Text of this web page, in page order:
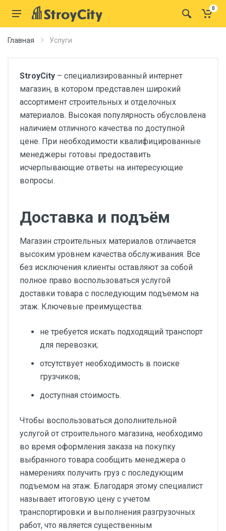
0
Главная Услуги
StroyCity – специализированный интернет
магазин, в котором представлен широкий
ассортимент строительных и отделочных
материалов. Высокая популярность обусловлена
наличием отличного качества по доступной
цене. При необходимости квалифицированные
менеджеры готовы предоставить
исчерпывающие ответы на интересующие
вопросы.
Доставка и подъём
Магазин строительных материалов отличается
высоким уровнем качества обслуживания. Все
без исключения клиенты оставляют за собой
полное право воспользоваться услугой
доставки товара с последующим подъемом на
этаж. Ключевые преимущества:
не требуется искать подходящий транспорт
для перевозки;
отсутствует необходимость в поиске
грузчиков;
доступная стоимость.
Чтобы воспользоваться дополнительной
услугой от строительного магазина, необходимо
во время оформления заказа на покупку
выбранного товара сообщить менеджера о
намерениях получить груз с последующим
подъемом на этаж. Благодаря этому специалист
называет итоговую цену с учетом
транспортировки и выполнения разгрузочных
работ, что является существенным